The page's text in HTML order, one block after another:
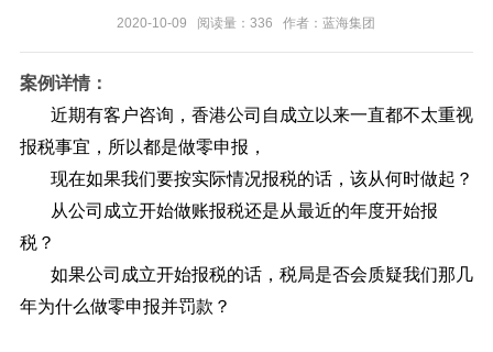
2020-10-09 阅读量：336 作者：蓝海集团
案例详情：
近期有客户咨询，香港公司自成立以来一直都不太重视
报税事宜，所以都是做零申报，
现在如果我们要按实际情况报税的话，该从何时做起？
从公司成立开始做账报税还是从最近的年度开始报
税？
如果公司成立开始报税的话，税局是否会质疑我们那几
年为什么做零申报并罚款？